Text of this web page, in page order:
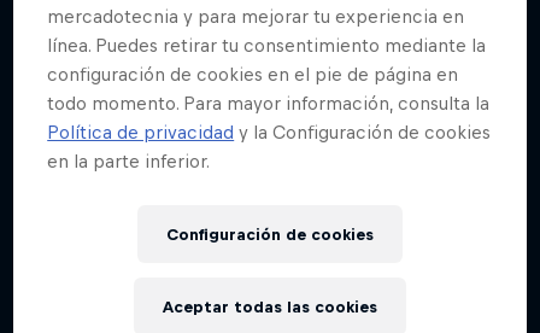
mercadotecnia y para mejorar tu experiencia en
línea. Puedes retirar tu consentimiento mediante la
configuración de cookies en el pie de página en
todo momento. Para mayor información, consulta la
Política de privacidad y la Configuración de cookies
en la parte inferior.
Configuración de cookies
Aceptar todas las cookies